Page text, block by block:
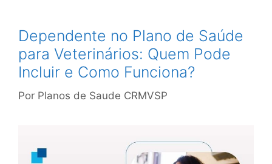
Dependente no Plano de Saúde
para Veterinários: Quem Pode
Incluir e Como Funciona?
Por Planos de Saude CRMVSP